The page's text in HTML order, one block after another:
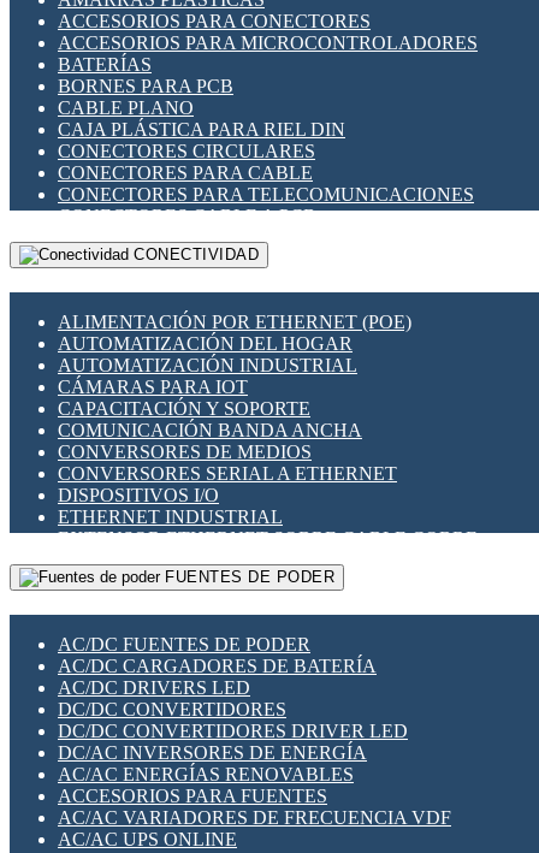
INDICADORES PARA PANEL
INTERFACES DE RELÉ
INTERRUPTORES FIN DE CARRERA
LLAVES CONMUTADORAS
MEDIDORES DE ENERGÍA Y TC'S DE CORRIENTE
MOTORES PASO A PASO
PANTALLAS HMI
PLC -CONTROLADORES LÓGICO PROGRAMABLES
PROGRAMADORES DE HORARIO
RELÉS DE PROTECCIÓN
SENSORES CAPACITIVOS
SENSORES INDUCTIVOS
TEMPORIZADORES
VARIACS
VARIADORES DE FRECUENCIA [VDF]
SECCIONADORES - INTERRUPTORES
MAQUINARIA
ACCESORIOS PARA CONECTORES
ACCESORIOS PARA MICROCONTROLADORES
BATERÍAS
BORNES PARA PCB
CABLE PLANO
CAJA PLÁSTICA PARA RIEL DIN
CONECTORES CIRCULARES
CONECTORES PARA CABLE
CONECTORES PARA TELECOMUNICACIONES
CONECTORES CABLE A PCB
CONECTORES PCB A CABLE
DIP SWITCHES
HERRAMIENTAS VARIAS
ILUMINACIÓN LED
INTERRUPTORES REED
INTERFACES DE RELÉ
OTROS RELÉS
PROTECCIÓN TÉRMICA
RELÉS AUTOMOTRICES
RELÉS DE SEÑAL
RELÉS DE ESTADO SÓLIDO SSR
RELÉS INDUSTRIALES
RELÉS MINIATURA DE POTENCIA
SENSORES MAGNÉTICOS
SWITCH Y MICROSWITCH
TARJETAS PI
UNIÓN Y DERIVACIÓN DE CABLE
CONECTIVIDAD
ALIMENTACIÓN POR ETHERNET (POE)
AUTOMATIZACIÓN DEL HOGAR
AUTOMATIZACIÓN INDUSTRIAL
CÁMARAS PARA IOT
CAPACITACIÓN Y SOPORTE
COMUNICACIÓN BANDA ANCHA
CONVERSORES DE MEDIOS
CONVERSORES SERIAL A ETHERNET
DISPOSITIVOS I/O
ETHERNET INDUSTRIAL
EXTENSOR ETHERNET SOBRE CABLE COBRE
GATEWAY LORAWAN
GESTIÓN DE REDES
PLACAS MODULARES IOT
SWITCHES Y REDES WIFI
SOLUCIONES IOT
SOLUCIONES LORAWAN
SOLUCIONES RED CELULAR
SEGURIDAD PARA REDES
SWITCHES LAN
TELEFONÍA IP (VOIP)
VIGILANCIA IP (CCTV)
MESHTASTIC
FUENTES DE PODER
AC/DC FUENTES DE PODER
AC/DC CARGADORES DE BATERÍA
AC/DC DRIVERS LED
DC/DC CONVERTIDORES
DC/DC CONVERTIDORES DRIVER LED
DC/AC INVERSORES DE ENERGÍA
AC/AC ENERGÍAS RENOVABLES
ACCESORIOS PARA FUENTES
AC/AC VARIADORES DE FRECUENCIA VDF
AC/AC UPS ONLINE